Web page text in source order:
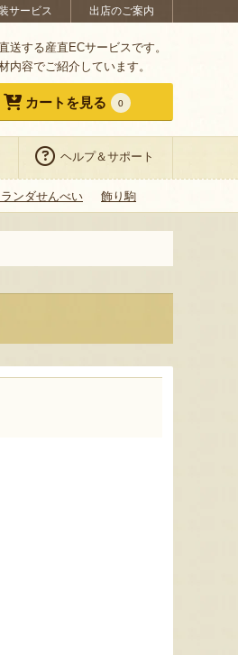
サービス 出店のご案内
送する産直ECサービスです。
内容でご紹介しています。
カートを見る 0
ヘルプ＆サポート
ンダせんべい 飾り駒